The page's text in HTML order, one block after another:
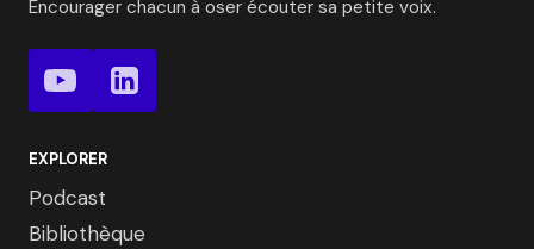
Encourager chacun à oser écouter sa petite voix.
EXPLORER
Podcast
Bibliothèque